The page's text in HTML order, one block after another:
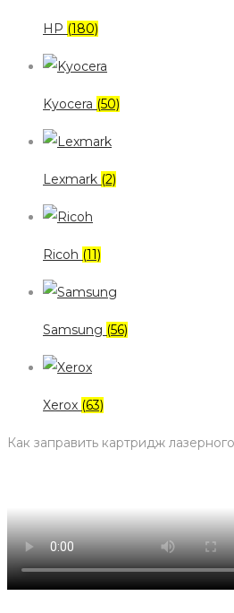
HP (180)
Kyocera (50)
Lexmark (2)
Ricoh (11)
Samsung (56)
Xerox (63)
Как заправить картридж